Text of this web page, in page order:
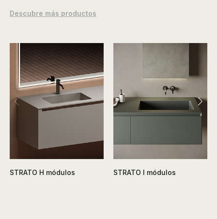
Descubre más productos
STRATO H módulos STRATO I módulos